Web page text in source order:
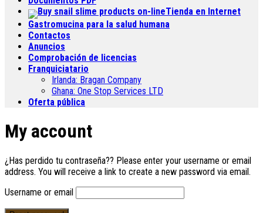
Tienda en Internet
Gastromucina para la salud humana
Contactos
Anuncios
Comprobación de licencias
Franquiciatario
Irlanda: Bragan Company
Ghana: One Stop Services LTD
Oferta pública
My account
¿Has perdido tu contraseña?? Please enter your username or email
address. You will receive a link to create a new password via email.
Username or email